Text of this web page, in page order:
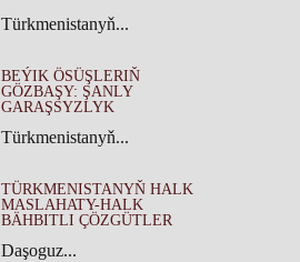
Türkmenistanyň...
BEÝIK ÖSÜŞLERIŇ
GÖZBAŞY: ŞANLY
GARAŞSYZLYK
Türkmenistanyň...
TÜRKMENISTANYŇ HALK
MASLAHATY-HALK
BÄHBITLI ÇÖZGÜTLER
Daşoguz...